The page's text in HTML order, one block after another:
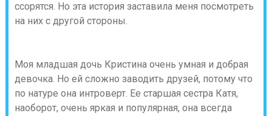
ссорятся. Но эта история заставила меня посмотреть
на них с другой стороны.
Моя младшая дочь Кристина очень умная и добрая
девочка. Но ей сложно заводить друзей, потому что
по натуре она интроверт. Ее старшая сестра Катя,
наоборот, очень яркая и популярная, она всегда